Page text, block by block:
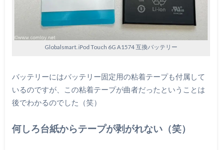
Globalsmart. iPod Touch 6G A1574 互換バッテリー
バッテリーにはバッテリー固定用の粘着テープも付属して
いるのですが、この粘着テープが曲者だったということは
後でわかるのでした（笑）
何しろ台紙からテープが剥がれない（笑）